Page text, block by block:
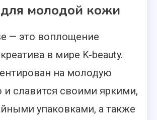
молодой кожи
— это воплощение
в мире K-beauty.
на молодую
и славится своими яркими,
упаковками, а также